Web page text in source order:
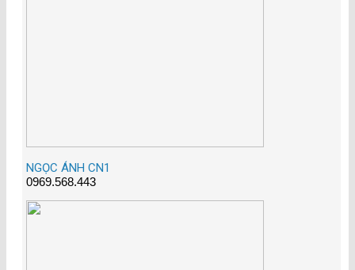
NGỌC ÁNH CN1
0969.568.443